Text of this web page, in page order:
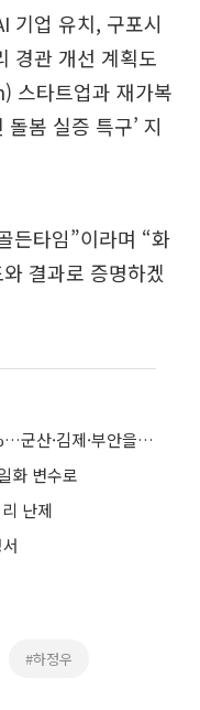
기업 유치, 구포시
경관 개선 계획도
스타트업과 재가복
봄 실증 특구’ 지
든타임”이라며 “화
결과로 증명하겠
국회의원 재보선 사전투표율 24.12%…군산·김제·부안을 42.59% 최고
화 변수로
난제
#하정우